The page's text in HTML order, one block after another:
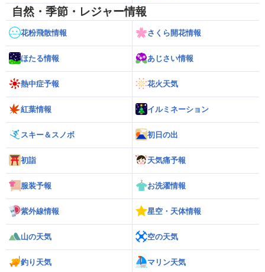
自然・季節・レジャー情報
花粉飛散情報 さくら開花情報
ほたる情報 あじさい情報
熱中症予報 花火天気
紅葉情報 イルミネーション
スキー＆スノボ 初日の出
初詣 天気痛予報
服装予報 お洗濯情報
紫外線情報 星空・天体情報
山の天気 空の天気
釣り天気 マリン天気